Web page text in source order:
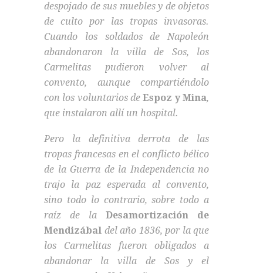
despojado de sus muebles y de objetos
de culto por las tropas invasoras.
Cuando los soldados de Napoleón
abandonaron la villa de Sos, los
Carmelitas pudieron volver al
convento, aunque compartiéndolo
con los voluntarios deEspoz y Mina,
que instalaron allí un hospital.
Pero la definitiva derrota de las
tropas francesas en el conflicto bélico
de la Guerra de la Independencia no
trajo la paz esperada al convento,
sino todo lo contrario, sobre todo a
raíz de la Desamortización de
Mendizábal del año 1836, por la que
los Carmelitas fueron obligados a
abandonar la villa de Sos y el